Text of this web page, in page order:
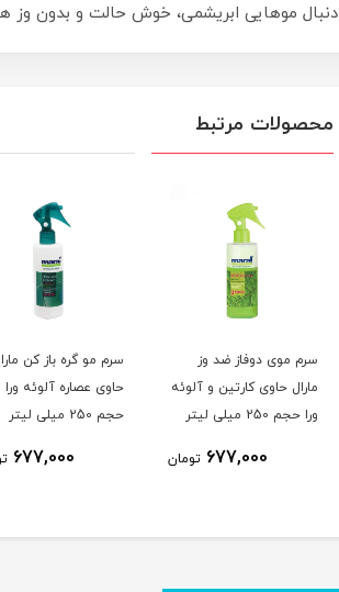
دنبال موهایی ابریشمی، خوش‌ حالت و بدون وز
محصولات مرتبط
سرم موی دوفاز ضد وز
مارال حاوی کارتین و آلوئه
ورا حجم 250 میلی لیتر
677,000 تومان
سرم مو گره باز کن
حاوی عصاره آلوئه ورا
حجم 250 میلی لیتر
677,000